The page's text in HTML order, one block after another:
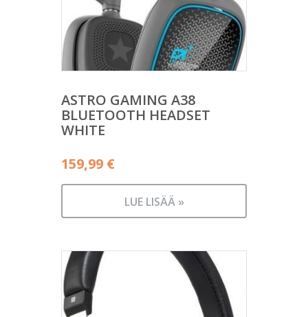
ASTRO GAMING A38
BLUETOOTH HEADSET
WHITE
159,99 €
LUE LISÄÄ »